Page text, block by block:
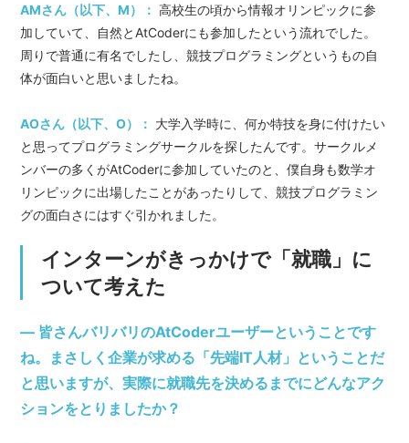
AMさん（以下、M）： 高校生の頃から情報オリンピックに参
加していて、自然とAtCoderにも参加したという流れでした。
周りで普通に有名でしたし、競技プログラミングというもの自
体が面白いと思いましたね。
AOさん（以下、O）： 大学入学時に、何か特技を身に付けたい
と思ってプログラミングサークルを探したんです。サークルメ
ンバーの多くがAtCoderに参加していたのと、僕自身も数学オ
リンピックに出場したことがあったりして、競技プログラミン
グの面白さにはすぐ引かれました。
インターンがきっかけで「就職」に
ついて考えた
― 皆さんバリバリのAtCoderユーザーということです
ね。まさしく企業が求める「先端IT人材」ということだ
と思いますが、実際に就職先を決めるまでにどんなアク
ションをとりましたか？